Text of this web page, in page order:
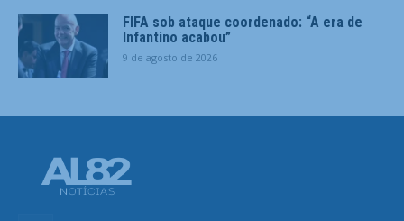
FIFA sob ataque coordenado: “A era de
Infantino acabou”
9 de agosto de 2026